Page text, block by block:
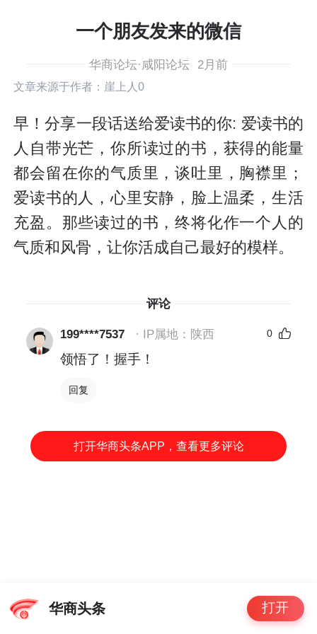
一个朋友发来的微信
华商论坛·咸阳论坛 2月前
文章来源于作者：崖上人0
早！分享一段话送给爱读书的你: 爱读书的
人自带光芒，你所读过的书，获得的能量
都会留在你的气质里，谈吐里，胸襟里；
爱读书的人，心里安静，脸上温柔，生活
充盈。那些读过的书，终将化作一个人的
气质和风骨，让你活成自己最好的模样。
评论
199****7537 · IP属地：陕西 0
领悟了！握手！
回复
打开华商头条APP，查看更多评论
华商头条 打开